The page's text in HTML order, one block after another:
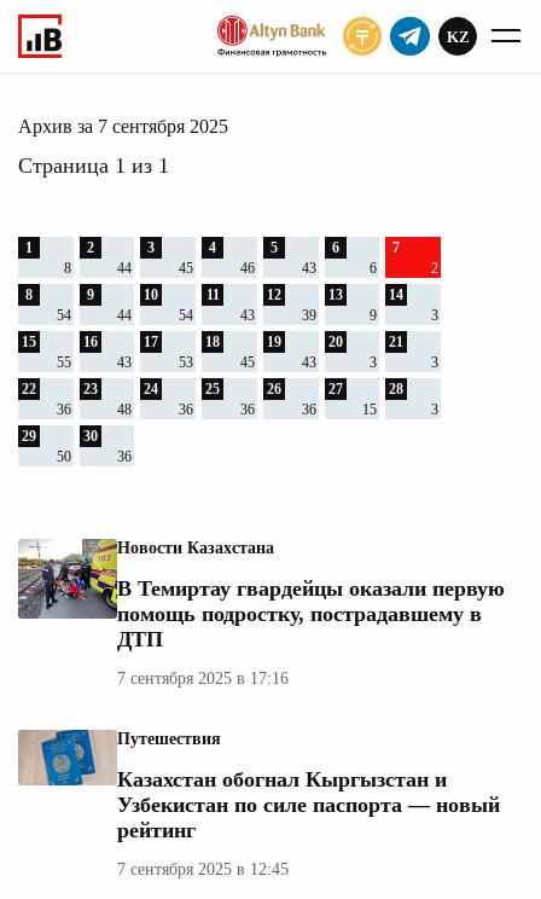
KZ
Главное 2025 сентября 2025
Архив за 7 сентября 2025
Страница 1 из 1
Новости Казахстана
В Темиртау гвардейцы оказали первую
помощь подростку, пострадавшему в
ДТП
7 сентября 2025 в 17:16
Путешествия
Казахстан обогнал Кыргызстан и
Узбекистан по силе паспорта — новый
рейтинг
7 сентября 2025 в 12:45
1
8
2
44
3
45
4
46
5
43
6
6
7
2
8
54
9
44
10
54
11
43
12
39
13
9
14
3
15
55
16
43
17
53
18
45
19
43
20
3
21
3
22
36
23
48
24
36
25
36
26
36
27
15
28
3
29
50
30
36